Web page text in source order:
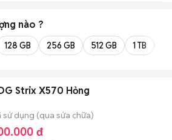
nào ?
128 GB 256 GB 512 GB 1 TB
Strix X570 Hỏng
sử dụng (qua sửa chữa)
đ